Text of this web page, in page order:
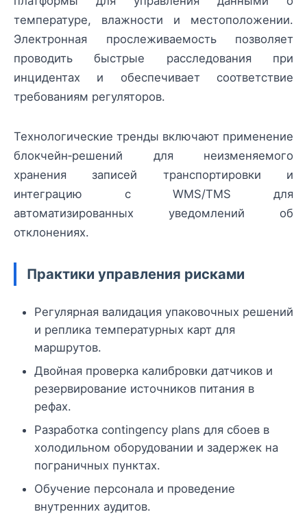
температуре, влажности и местоположении.
Электронная прослеживаемость позволяет
проводить быстрые расследования при
инцидентах и обеспечивает соответствие
требованиям регуляторов.
Технологические тренды включают применение
блокчейн‑решений для неизменяемого
хранения записей транспортировки и
интеграцию с WMS/TMS для
автоматизированных уведомлений об
отклонениях.
Практики управления рисками
Регулярная валидация упаковочных решений
и реплика температурных карт для
маршрутов.
Двойная проверка калибровки датчиков и
резервирование источников питания в
рефах.
Разработка contingency plans для сбоев в
холодильном оборудовании и задержек на
пограничных пунктах.
Обучение персонала и проведение
внутренних аудитов.